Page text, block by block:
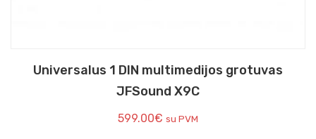
Universalus 1 DIN multimedijos grotuvas
JFSound X9C
599.00€ su PVM